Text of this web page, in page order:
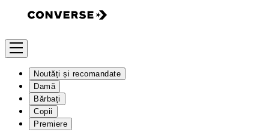
Noutăți și recomandate
Damă
Bărbați
Copii
Premiere